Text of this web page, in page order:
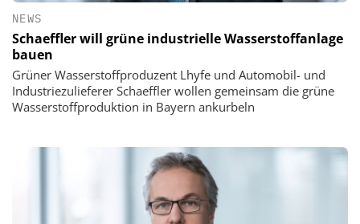
NEWS
Schaeffler will grüne industrielle Wasserstoffanlage
bauen
​​​​​​​Grüner Wasserstoffproduzent Lhyfe und Automobil- und
Industriezulieferer Schaeffler wollen gemeinsam die grüne
Wasserstoffproduktion in Bayern ankurbeln